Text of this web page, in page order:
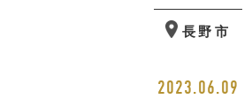
長野市
2023.06.09